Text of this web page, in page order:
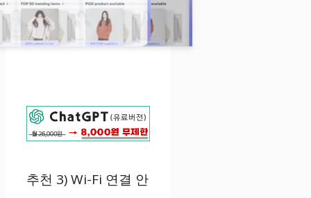
추천 3) Wi-Fi 연결 안